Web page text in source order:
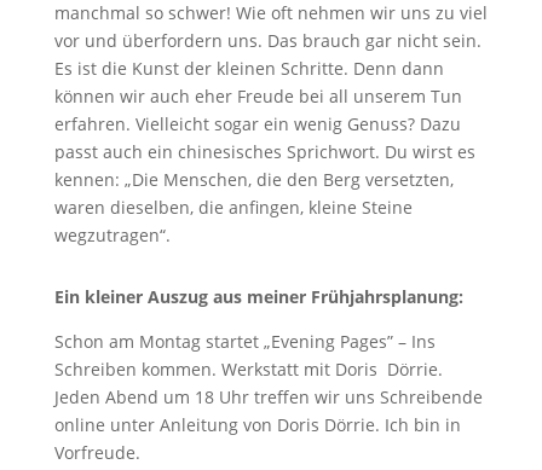
manchmal so schwer! Wie oft nehmen wir uns zu viel
vor und überfordern uns. Das brauch gar nicht sein.
Es ist die Kunst der kleinen Schritte. Denn dann
können wir auch eher Freude bei all unserem Tun
erfahren. Vielleicht sogar ein wenig Genuss? Dazu
passt auch ein chinesisches Sprichwort. Du wirst es
kennen: „Die Menschen, die den Berg versetzten,
waren dieselben, die anfingen, kleine Steine
wegzutragen“.
Ein kleiner Auszug aus meiner Frühjahrsplanung:
Schon am Montag startet „Evening Pages” – Ins
Schreiben kommen. Werkstatt mit Doris Dörrie.
Jeden Abend um 18 Uhr treffen wir uns Schreibende
online unter Anleitung von Doris Dörrie. Ich bin in
Vorfreude.